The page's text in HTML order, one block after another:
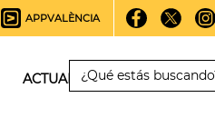
APPVALÈNCIA
ACTUALIDAD